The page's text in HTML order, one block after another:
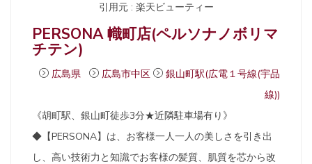
引用元 : 楽天ビューティー
PERSONA 幟町店(ペルソナノボリマ
チテン)
広島県 広島市中区
銀山町駅(広電１号線(宇品
線))
《胡町駅、銀山町徒歩3分★近隣駐車場有り》
◆【PERSONA】は、お客様一人一人の美しさを引き出
し、高い技術力と知識でお客様の髪質、肌質を芯から改